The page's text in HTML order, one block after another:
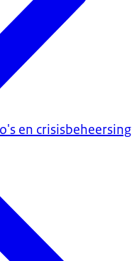
en crisisbeheersing